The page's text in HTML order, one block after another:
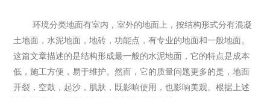
环境分类地面有室内，室外的地面上，按结构形式分有混凝
土地面，水泥地面，地砖，功能点，有专业的地面和一般地面。
这篇文章描述的是结构形成最一般的水泥地面，它的特点是成本
低，施工方便，易于维护。然而，它的质量问题更多的是，地面
开裂，空鼓，起沙，肌肤，既影响使用，也影响美观。根据上述